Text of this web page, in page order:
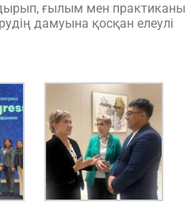
ғылым мен практиканы
дамуына қосқан елеулі